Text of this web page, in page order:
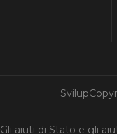
Gli aiuti di Stato e gli